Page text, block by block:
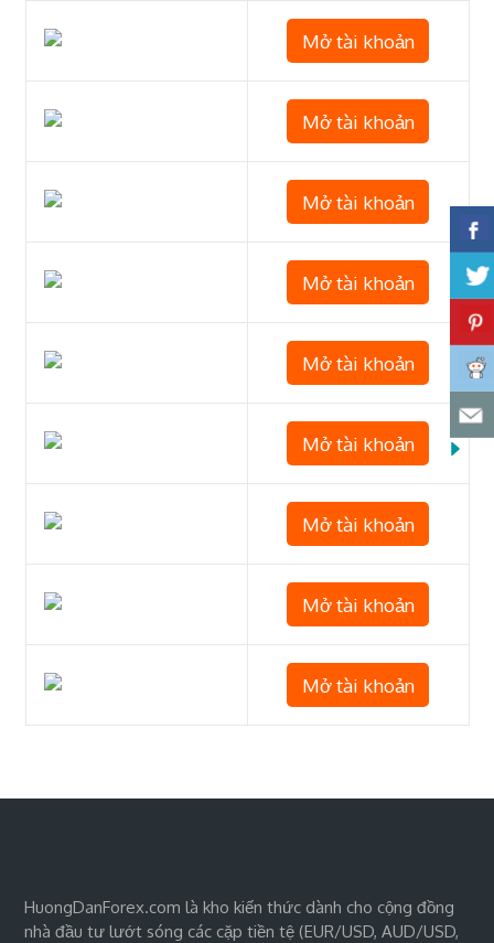
Mở tài khoản
Mở tài khoản
Mở tài khoản
Mở tài khoản
Mở tài khoản
Mở tài khoản
Mở tài khoản
Mở tài khoản
Mở tài khoản
HuongDanForex.com là kho kiến thức dành cho cộng đồng
nhà đầu tư lướt sóng các cặp tiền tệ (EUR/USD, AUD/USD,